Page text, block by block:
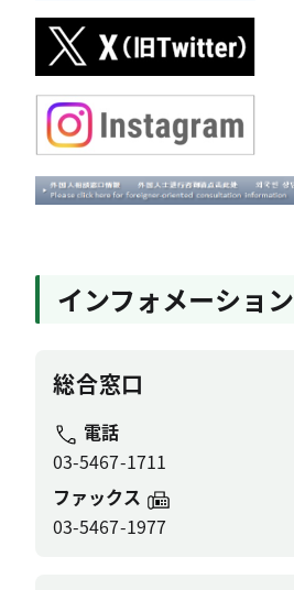
インフォメーション
総合窓口
電話
03-5467-1711
ファックス
03-5467-1977